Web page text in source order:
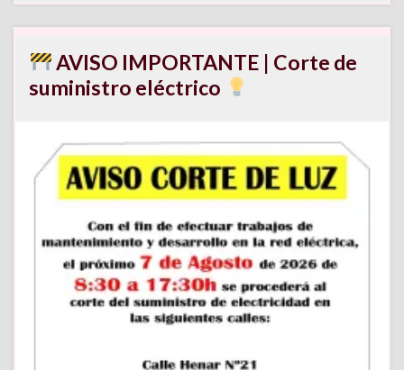
AVISO IMPORTANTE | Corte de
suministro eléctrico